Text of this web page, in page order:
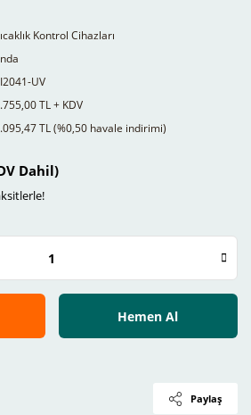
Kontrol Cihazları
UV
TL + KDV
TL (%0,50 havale indirimi)
Dahil)
Hemen Al
Paylaş